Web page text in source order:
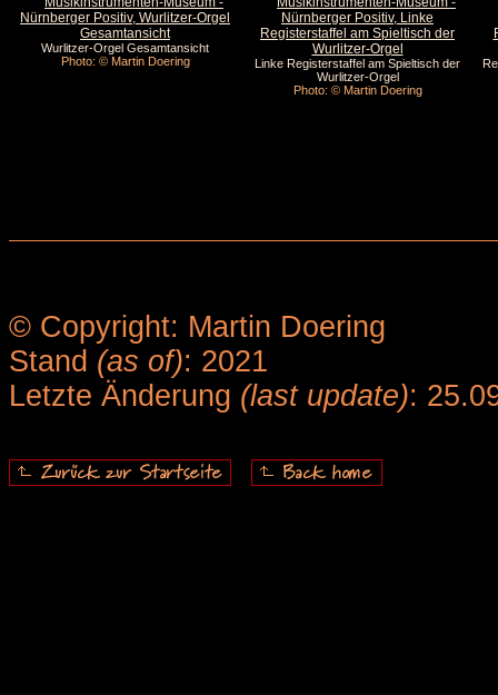
Wurlitzer-Orgel Gesamtansicht
Photo: © Martin Doering
Linke Registerstaffel am Spieltisch der
Wurlitzer-Orgel
Photo: © Martin Doering
© Copyright: Martin Doering
Stand (as of): 2021
Letzte Änderung (last update):